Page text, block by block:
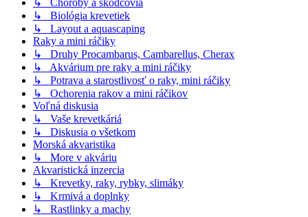
↳ Biológia krevetiek
↳ Layout a aquascaping
Raky a mini ráčiky
↳ Druhy Procambarus, Cambarellus, Cherax
↳ Akvárium pre raky a mini ráčiky
↳ Potrava a starostlivosť o raky, mini ráčiky
↳ Ochorenia rakov a mini ráčikov
Voľná diskusia
↳ Vaše krevetkáriá
↳ Diskusia o všetkom
Morská akvaristika
↳ More v akváriu
Akvaristická inzercia
↳ Krevetky, raky, rybky, slimáky
↳ Krmivá a doplnky
↳ Rastlinky a machy